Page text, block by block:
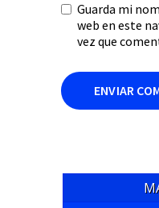
Guarda mi
web en este
vez que